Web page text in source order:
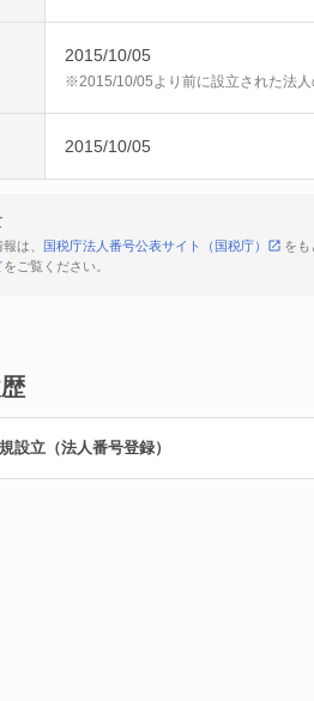
2015/10/05
※2015/10/05より前に設立された法人
2015/10/05
は、
国税庁法人番号公表サイト（国税庁）
をも
をご覧ください。
設立（法人番号登録）